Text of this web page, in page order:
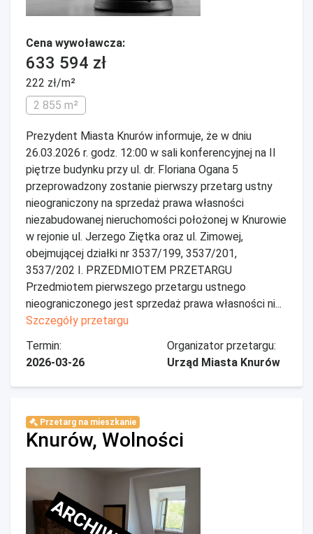
Cena wywoławcza:
633 594 zł
222 zł/m²
2 855 m²
Prezydent Miasta Knurów informuje, że w dniu
26.03.2026 r. godz. 12:00 w sali konferencyjnej na II
piętrze budynku przy ul. dr. Floriana Ogana 5
przeprowadzony zostanie pierwszy przetarg ustny
nieograniczony na sprzedaż prawa własności
niezabudowanej nieruchomości położonej w Knurowie
w rejonie ul. Jerzego Ziętka oraz ul. Zimowej,
obejmującej działki nr 3537/199, 3537/201,
3537/202 I. PRZEDMIOTEM PRZETARGU
Przedmiotem pierwszego przetargu ustnego
nieograniczonego jest sprzedaż prawa własności ni...
Szczegóły przetargu
Termin:
2026-03-26
Organizator przetargu:
Urząd Miasta Knurów
Przetarg na mieszkanie
Knurów, Wolności